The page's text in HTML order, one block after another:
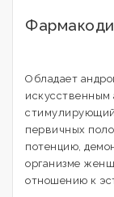
Обладает
искусственным
первичных
потенцию,
организме
отношению к